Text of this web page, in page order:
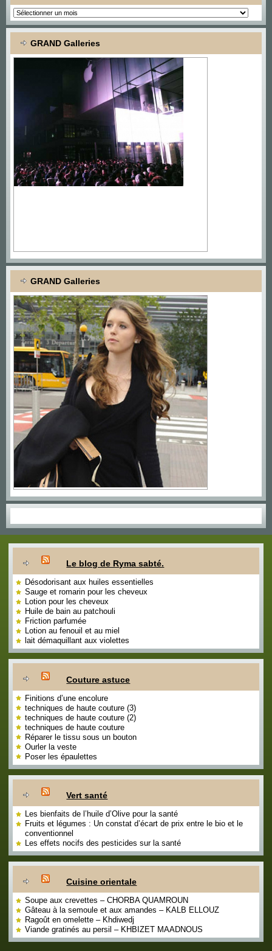
Archives
GRAND Galleries
GRAND Galleries
Le blog de Ryma sabté.
Désodorisant aux huiles essentielles
Sauge et romarin pour les cheveux
Lotion pour les cheveux
Huile de bain au patchouli
Friction parfumée
Lotion au fenouil et au miel
lait démaquillant aux violettes
Couture astuce
Finitions d’une encolure
techniques de haute couture (3)
techniques de haute couture (2)
techniques de haute couture
Réparer le tissu sous un bouton
Ourler la veste
Poser les épaulettes
Vert santé
Les bienfaits de l’huile d’Olive pour la santé
Fruits et légumes : Un constat d’écart de prix entre le bio et le
conventionnel
Les effets nocifs des pesticides sur la santé
Cuisine orientale
Soupe aux crevettes – CHORBA QUAMROUN
Gâteau à la semoule et aux amandes – KALB ELLOUZ
Ragoût en omelette – Khdiwedj
Viande gratinés au persil – KHBIZET MAADNOUS